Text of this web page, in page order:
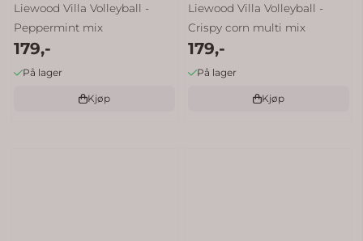
Liewood Villa Volleyball -
Peppermint mix
179,-
På lager
Kjøp
Liewood Villa Volleyball -
Crispy corn multi mix
179,-
På lager
Kjøp